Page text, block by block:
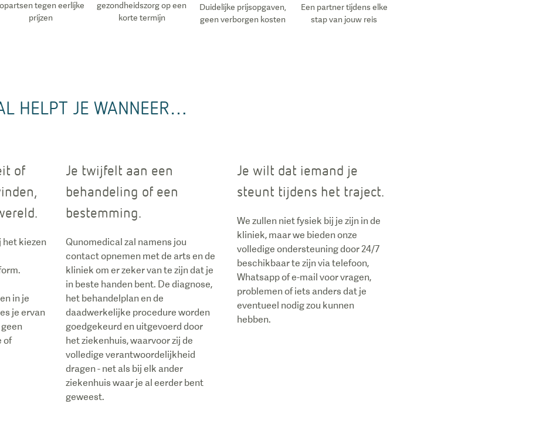
tegen eerlijke
prijzen
gezondheidszorg op een
korte termijn
Duidelijke prijsopgaven,
geen verborgen kosten
Een partner tijdens elke
stap van jouw reis
HELPT JE WANNEER…
of
het kiezen
in je
je ervan
of
Je twijfelt aan een
behandeling of een
bestemming.
Qunomedical zal namens jou
contact opnemen met de arts en de
kliniek om er zeker van te zijn dat je
in beste handen bent. De diagnose,
het behandelplan en de
daadwerkelijke procedure worden
goedgekeurd en uitgevoerd door
het ziekenhuis, waarvoor zij de
volledige verantwoordelijkheid
dragen - net als bij elk ander
ziekenhuis waar je al eerder bent
geweest.
Je wilt dat iemand je
steunt tijdens het traject.
We zullen niet fysiek bij je zijn in de
kliniek, maar we bieden onze
volledige ondersteuning door 24/7
beschikbaar te zijn via telefoon,
Whatsapp of e-mail voor vragen,
problemen of iets anders dat je
eventueel nodig zou kunnen
hebben.